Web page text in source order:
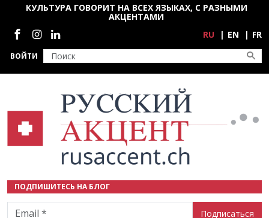
Перейти к основному содержанию
ВОЙТИ
КУЛЬТУРА ГОВОРИТ НА ВСЕХ ЯЗЫКАХ, С РАЗНЫМИ
АКЦЕНТАМИ
Социальные сети
RU EN FR
ПОДПИШИТЕСЬ НА БЛОГ
Email